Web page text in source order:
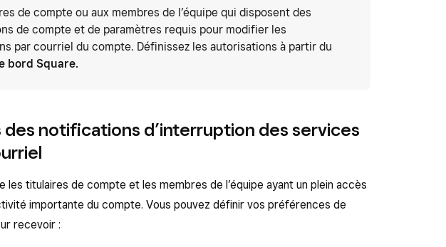
de compte ou aux membres de l’équipe qui disposent des
de compte et de paramètres requis pour modifier les
par courriel du compte. Définissez les autorisations à partir du
bord Square.
des notifications d’interruption des services
les titulaires de compte et les membres de l’équipe ayant un plein accès
importante du compte. Vous pouvez définir vos préférences de
recevoir :